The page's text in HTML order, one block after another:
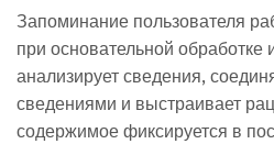
Запоминание пользователя
при основательной
анализирует сведения,
сведениями и выстраивает
содержимое фиксируется в